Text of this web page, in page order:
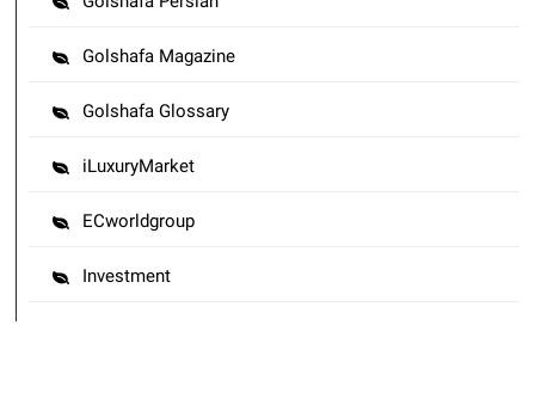
Golshafa Magazine
Golshafa Glossary
iLuxuryMarket
ECworldgroup
Investment